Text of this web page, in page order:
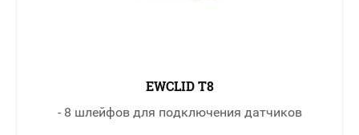
EWCLID T8
- 8 шлейфов для подключения датчиков